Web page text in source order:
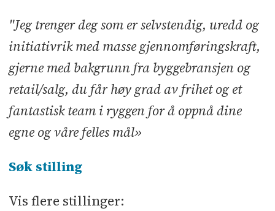
"Jeg trenger deg som er selvstendig, uredd og
initiativrik med masse gjennomføringskraft,
gjerne med bakgrunn fra byggebransjen og
retail/salg, du får høy grad av frihet og et
fantastisk team i ryggen for å oppnå dine
egne og våre felles mål»
Søk stilling
Vis flere stillinger: